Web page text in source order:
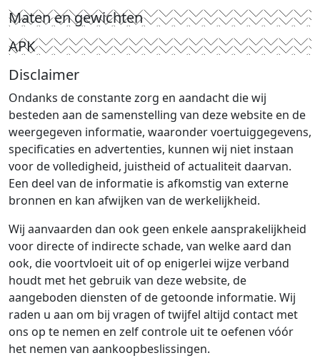
Maten en gewichten
APK
Disclaimer
Ondanks de constante zorg en aandacht die wij
besteden aan de samenstelling van deze website en de
weergegeven informatie, waaronder voertuiggegevens,
specificaties en advertenties, kunnen wij niet instaan
voor de volledigheid, juistheid of actualiteit daarvan.
Een deel van de informatie is afkomstig van externe
bronnen en kan afwijken van de werkelijkheid.
Wij aanvaarden dan ook geen enkele aansprakelijkheid
voor directe of indirecte schade, van welke aard dan
ook, die voortvloeit uit of op enigerlei wijze verband
houdt met het gebruik van deze website, de
aangeboden diensten of de getoonde informatie. Wij
raden u aan om bij vragen of twijfel altijd contact met
ons op te nemen en zelf controle uit te oefenen vóór
het nemen van aankoopbeslissingen.